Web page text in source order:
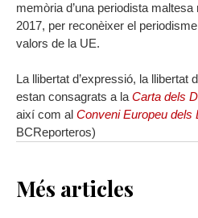
memòria d’una periodista
2017, per reconèixer el
valors de la UE.
La llibertat d’expressió, la llibertat
estan consagrats a la Carta dels
així com al Conveni Europeu dels
BCReporteros)
Més articles